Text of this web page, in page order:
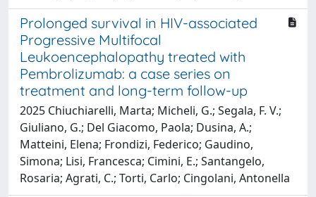
Prolonged survival in HIV-associated
Progressive Multifocal
Leukoencephalopathy treated with
Pembrolizumab: a case series on
treatment and long-term follow-up
2025 Chiuchiarelli, Marta; Micheli, G.; Segala, F. V.;
Giuliano, G.; Del Giacomo, Paola; Dusina, A.;
Matteini, Elena; Frondizi, Federico; Gaudino,
Simona; Lisi, Francesca; Cimini, E.; Santangelo,
Rosaria; Agrati, C.; Torti, Carlo; Cingolani, Antonella